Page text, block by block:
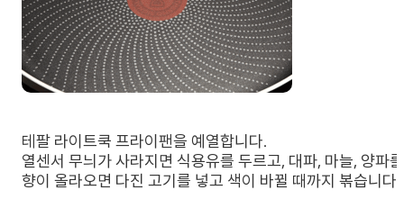
테팔 라이트쿡 프라이팬을 예열합니다.
열센서 무늬가 사라지면 식용유를 두르고, 대파, 마늘, 양파
향이 올라오면 다진 고기를 넣고 색이 바뀔 때까지 볶습니다.